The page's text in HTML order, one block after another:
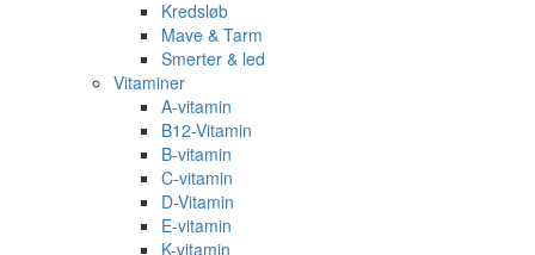
Kredsløb
Mave & Tarm
Smerter & led
Vitaminer
A-vitamin
B12-Vitamin
B-vitamin
C-vitamin
D-Vitamin
E-vitamin
K-vitamin